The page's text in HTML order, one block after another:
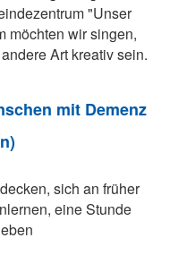
"Unser
möchten wir singen,
Art kreativ sein.
mit Demenz
sich an früher
eine Stunde